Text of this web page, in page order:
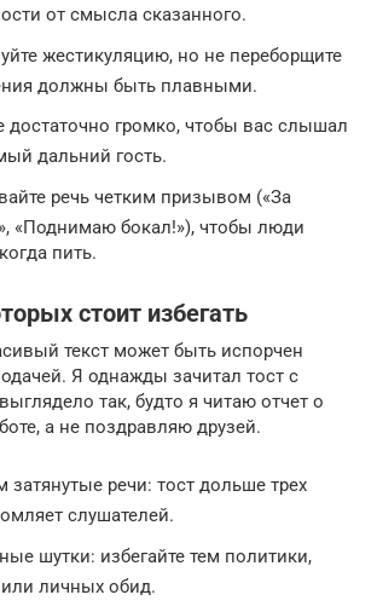
от смысла сказанного.
жестикуляцию, но не переборщите
должны быть плавными.
достаточно громко, чтобы вас слышал
дальний гость.
речь четким призывом («За
«Поднимаю бокал!»), чтобы люди
пить.
стоит избегать
текст может быть испорчен
Я однажды зачитал тост с
так, будто я читаю отчет о
а не поздравляю друзей.
речи: тост дольше трех
слушателей.
шутки: избегайте тем политики,
личных обид.